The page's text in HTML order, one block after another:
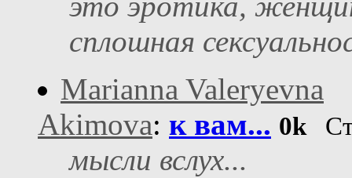
сплошная
Marianna Valeryevna
Akimova: к вам... 0k
мысли вслух...